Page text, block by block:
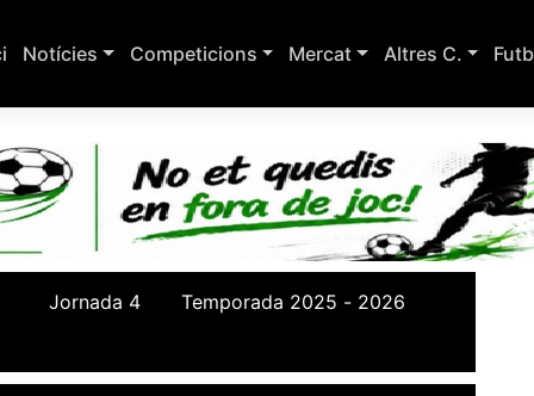
Notícies Competicions Mercat Altres C.